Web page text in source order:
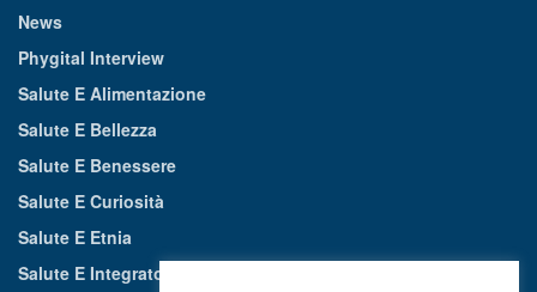
News
Phygital Interview
Salute E Alimentazione
Salute E Bellezza
Salute E Benessere
Salute E Curiosità
Salute E Etnia
Salute E Integratori Alimentari